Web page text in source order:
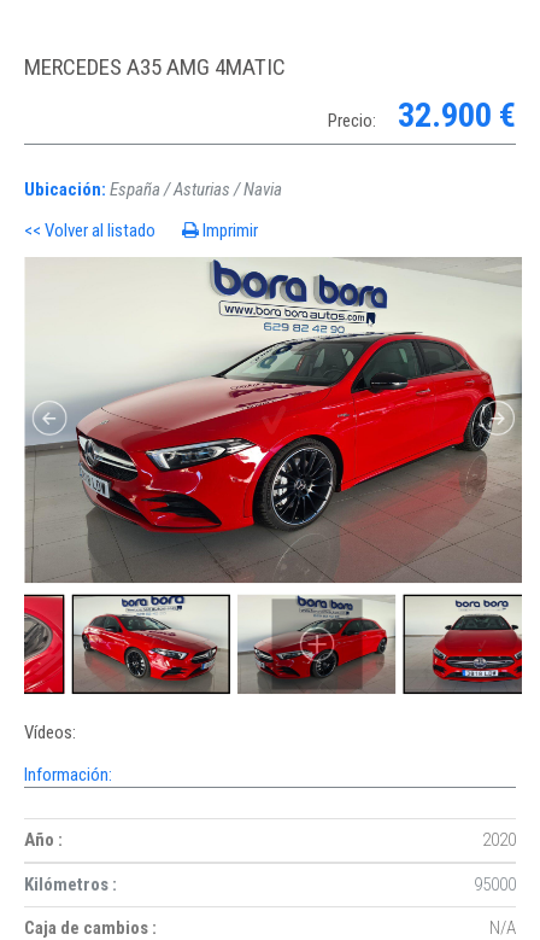
MERCEDES A35 AMG 4MATIC
Precio: 32.900 €
Ubicación: España / Asturias / Navia
<< Volver al listado
Imprimir
Vídeos:
Información:
Año : 2020
Kilómetros :
95000
Caja de cambios :
N/A